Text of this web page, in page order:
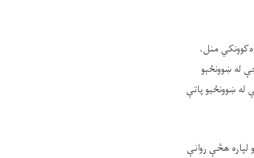
"موږ په ټول هېواد کې د ثور تر۲۰ مه پورې زده‌کوونکي منل،
له ښوونځېو
ښوونځیو پاتې
هڅې روانې